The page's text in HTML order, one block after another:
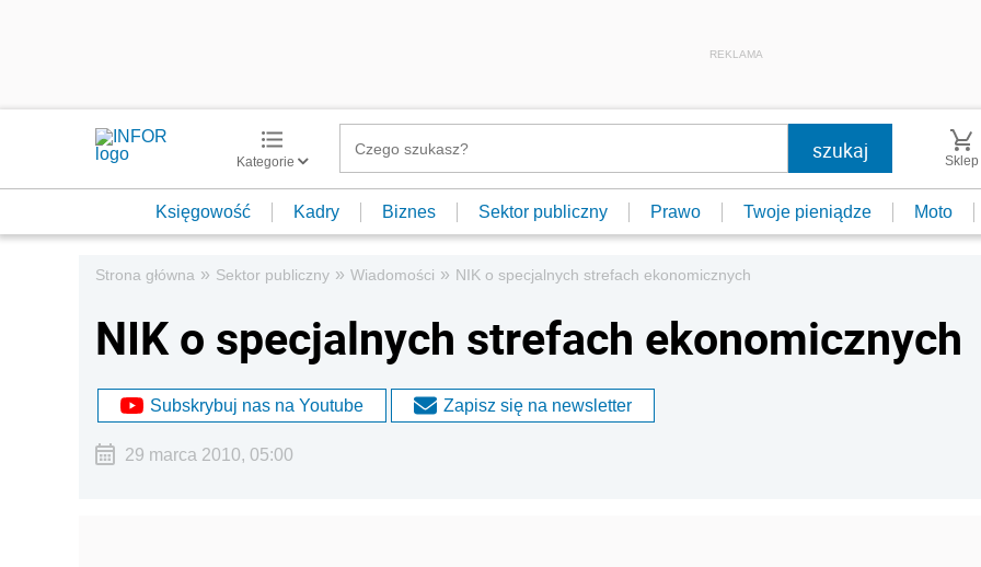
REKLAMA
Kategorie Sklep
Księgowość Kadry Biznes Sektor publiczny Prawo Twoje pieniądze Moto
Strona główna » Sektor publiczny » Wiadomości » NIK o specjalnych strefach ekonomicznych
NIK o specjalnych strefach ekonomicznych
Subskrybuj nas na Youtube Zapisz się na newsletter
29 marca 2010, 05:00